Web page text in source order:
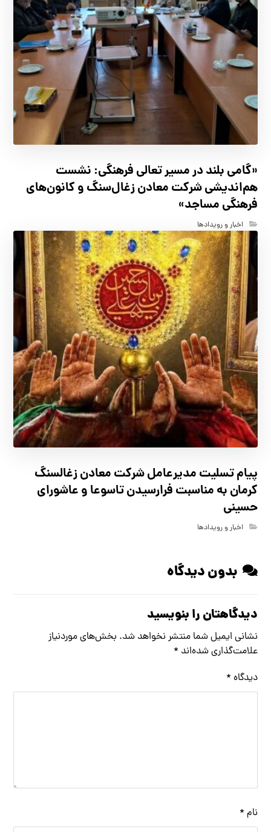
«گامی بلند در مسیر تعالی فرهنگی: نشست
هم‌اندیشی شرکت معادن زغال‌سنگ و کانون‌های
فرهنگی مساجد»
اخبار و رویدادها
پیام تسلیت مدیرعامل شرکت معادن زغالسنگ
کرمان به مناسبت فرارسیدن تاسوعا و عاشورای
حسینی
اخبار و رویدادها
بدون دیدگاه
دیدگاهتان را بنویسید
نشانی ایمیل شما منتشر نخواهد شد. بخش‌های موردنیاز
علامت‌گذاری شده‌اند *
دیدگاه *
نام *